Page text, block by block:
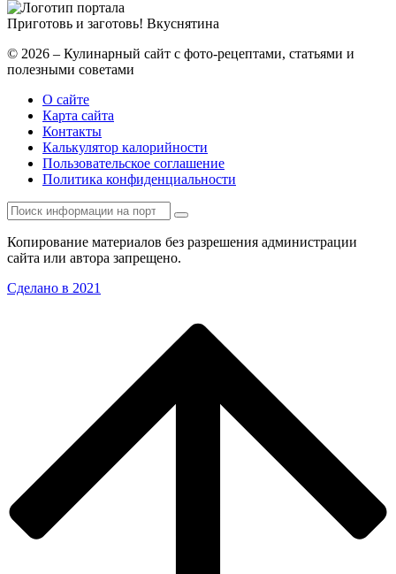
Приготовь и заготовь! Вкуснятина
© 2026 – Кулинарный сайт с фото-рецептами, статьями и
полезными советами
О сайте
Карта сайта
Контакты
Калькулятор калорийности
Пользовательское соглашение
Политика конфиденциальности
Копирование материалов без разрешения администрации
сайта или автора запрещено.
Сделано в 2021